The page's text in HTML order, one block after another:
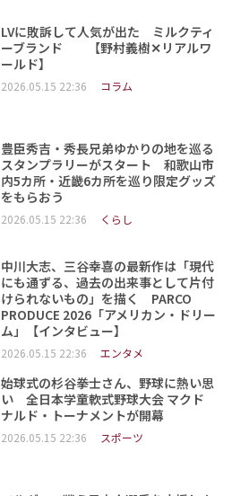
LVに敗訴して人気が出た ミルクティ
ーブランド 【野村義樹✕リアルワ
ールド】
2026.05.15 22:36 コラム
豊臣秀吉・秀長兄弟ゆかりの地を巡る
スタンプラリーがスタート 和歌山市
内5カ所・近畿6カ所を巡り限定グッズ
をもらおう
2026.05.15 22:36 くらし
中川大志、三谷幸喜の最新作は「現代
にも通ずる、過去の出来事として片付
けられないもの」を描く PARCO
PRODUCE 2026「アメリカン・ドリー
ム」【インタビュー】
2026.05.15 22:36 エンタメ
始球式の杉谷拳士さん、野球に熱い思
い 全日本学童軟式野球大会 マクド
ナルド・トーナメントが開幕
2026.05.15 22:36 スポーツ